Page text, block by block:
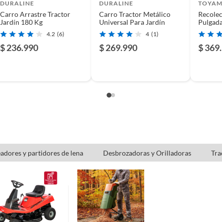
(65cm) y un recolector incluido de 150L. Fabricado
cc 25.5 " T66RS
ideales para mantener tu jardín impecable.
en esa condición a un precio reducido.
entre otros análogos.
DURALINE
Carro Arrastre Tractor
Jardín 180 Kg
4.2 (6)
$ 236.990
DURALINE
Carro Tractor Metálico
Universal Para Jardín
4 (1)
$ 269.990 $
y partidores de lena Desbrozadoras y Orilladoras